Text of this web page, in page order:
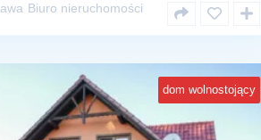
Biuro nieruchomości
dom wolnostojący